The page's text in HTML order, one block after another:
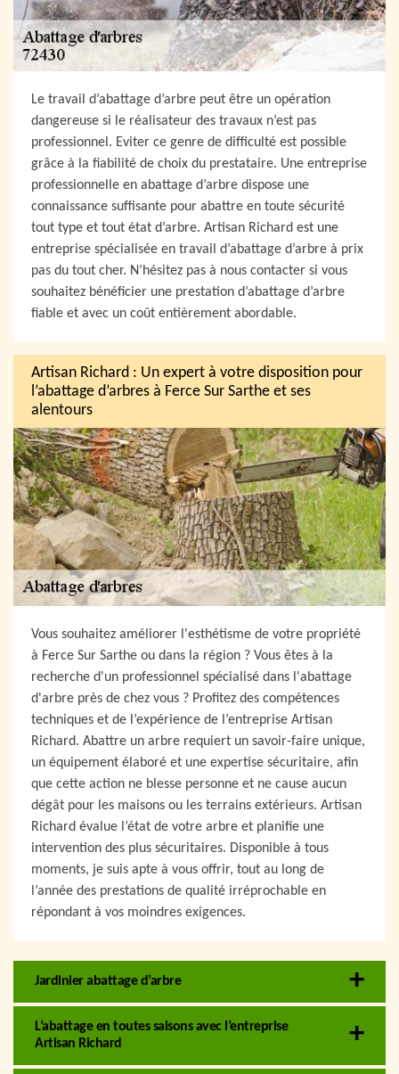
Le travail d’abattage d’arbre peut être un opération
dangereuse si le réalisateur des travaux n’est pas
professionnel. Eviter ce genre de difficulté est possible
grâce à la fiabilité de choix du prestataire. Une entreprise
professionnelle en abattage d’arbre dispose une
connaissance suffisante pour abattre en toute sécurité
tout type et tout état d’arbre. Artisan Richard est une
entreprise spécialisée en travail d’abattage d’arbre à prix
pas du tout cher. N’hésitez pas à nous contacter si vous
souhaitez bénéficier une prestation d’abattage d’arbre
fiable et avec un coût entièrement abordable.
Artisan Richard : Un expert à votre disposition pour
l’abattage d’arbres à Ferce Sur Sarthe et ses
alentours
Vous souhaitez améliorer l'esthétisme de votre propriété
à Ferce Sur Sarthe ou dans la région ? Vous êtes à la
recherche d'un professionnel spécialisé dans l'abattage
d'arbre près de chez vous ? Profitez des compétences
techniques et de l’expérience de l’entreprise Artisan
Richard. Abattre un arbre requiert un savoir-faire unique,
un équipement élaboré et une expertise sécuritaire, afin
que cette action ne blesse personne et ne cause aucun
dégât pour les maisons ou les terrains extérieurs. Artisan
Richard évalue l’état de votre arbre et planifie une
intervention des plus sécuritaires. Disponible à tous
moments, je suis apte à vous offrir, tout au long de
l’année des prestations de qualité irréprochable en
répondant à vos moindres exigences.
Jardinier abattage d’arbre
L’abattage en toutes saisons avec l’entreprise
Artisan Richard